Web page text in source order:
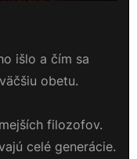
išlo a čím sa
obetu.
filozofov.
celé generácie.